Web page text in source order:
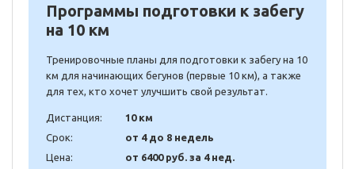
Программы подготовки к забегу
на 10 км
Тренировочные планы для подготовки к забегу на 10
км для начинающих бегунов (первые 10 км), а также
для тех, кто хочет улучшить свой результат.
Дистанция:
10 км
Срок:
от 4 до 8 недель
Цена:
от 6400 руб. за 4 нед.